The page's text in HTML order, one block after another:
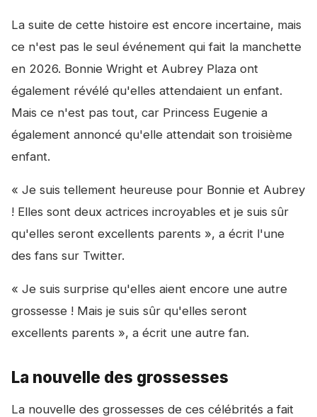
La suite de cette histoire est encore incertaine, mais
ce n'est pas le seul événement qui fait la manchette
en 2026. Bonnie Wright et Aubrey Plaza ont
également révélé qu'elles attendaient un enfant.
Mais ce n'est pas tout, car Princess Eugenie a
également annoncé qu'elle attendait son troisième
enfant.
« Je suis tellement heureuse pour Bonnie et Aubrey
! Elles sont deux actrices incroyables et je suis sûr
qu'elles seront excellents parents », a écrit l'une
des fans sur Twitter.
« Je suis surprise qu'elles aient encore une autre
grossesse ! Mais je suis sûr qu'elles seront
excellents parents », a écrit une autre fan.
La nouvelle des grossesses
La nouvelle des grossesses de ces célébrités a fait